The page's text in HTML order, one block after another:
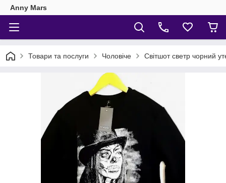
Anny Mars
Товари та послуги Чоловіче Світшот светр чорний